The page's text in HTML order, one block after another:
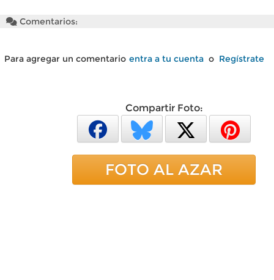
Comentarios:
Para agregar un comentario entra a tu cuenta o Regístrate
Compartir Foto:
FOTO AL AZAR